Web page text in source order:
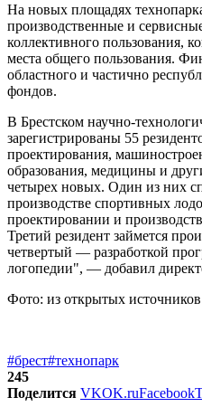
На новых площадях
производственные и
коллективного пользования,
места общего пользования.
областного и частично
фондов.
В Брестском научно-
зарегистрированы 55
проектирования,
образования, медицины и
четырех новых. Один из них
производстве спортивных
проектировании и
Третий резидент займется
четвертый — разработкой
логопедии", — добавил
Фото: из открытых
#брест#технопарк
245
Поделится VKOK.ruFacebook